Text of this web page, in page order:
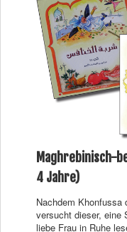
Maghrebinisch-
4 Jahre)
Nachdem Khonfussa
versucht dieser, eine
liebe Frau in Ruhe